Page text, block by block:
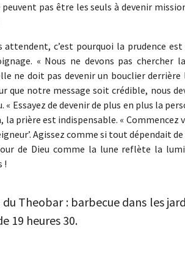
pas être les seuls à devenir
attendent, c’est pourquoi la prudence
« Nous ne devons pas chercher
ne doit pas devenir un bouclier derrière
que notre message soit crédible, nous
Essayez de devenir de plus en plus la
la prière est indispensable. « Commencez
Agissez comme si tout dépendait
de Dieu comme la lune reflète la
!
Theobar : barbecue dans les
19 heures 30.